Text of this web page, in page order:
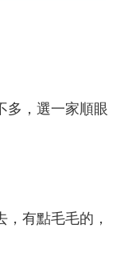
多，選一家順眼
有點毛毛的，